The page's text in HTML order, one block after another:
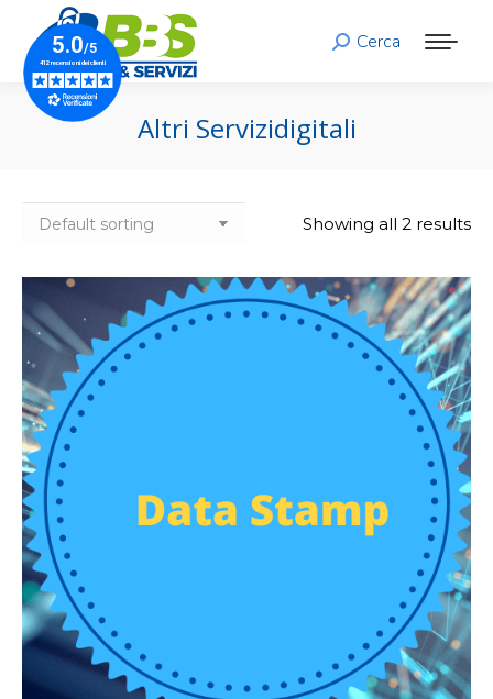
Search:
Cerca
Altri Servizidigitali
Showing all 2 results